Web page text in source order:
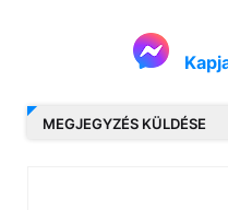
MEGJEGYZÉS KÜLDÉSE